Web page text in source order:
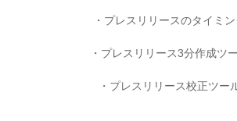
プレスリリースのタイミ
プレスリリース3分作成ツ
プレスリリース校正ツー